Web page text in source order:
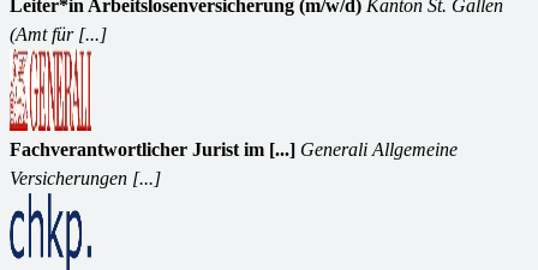
Leiter*in Arbeitslosenversicherung (m/w/d) Kanton St. Gallen
(Amt für [...]
Fachverantwortlicher Jurist im [...] Generali Allgemeine
Versicherungen [...]